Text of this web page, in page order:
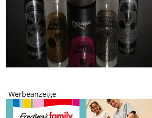
-Werbeanzeige-